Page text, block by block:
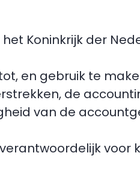
Koninkrijk der
en gebruik te
de
van de